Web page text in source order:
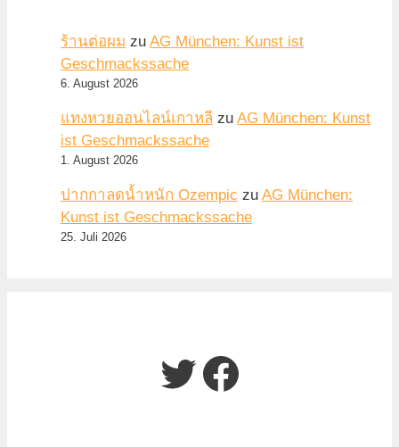
ร้านต่อผม zu AG München: Kunst ist
Geschmackssache
6. August 2026
แทงหวยออนไลน์เกาหลี zu AG München: Kunst
ist Geschmackssache
1. August 2026
ปากกาลดน้ำหนัก Ozempic zu AG München:
Kunst ist Geschmackssache
25. Juli 2026
Twitter
Facebook